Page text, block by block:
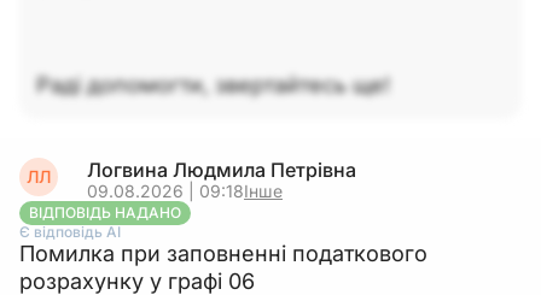
Раді допомогти, звертайтесь ще!
ЛЛ Логвина Людмила Петрівна
09.08.2026 | 09:18Інше
ВІДПОВІДЬ НАДАНО
Є відповідь АІ
Помилка при заповненні податкового
розрахунку у графі 06